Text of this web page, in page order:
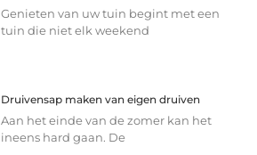
Genieten van uw tuin begint met een
tuin die niet elk weekend
Druivensap maken van eigen druiven
Aan het einde van de zomer kan het
ineens hard gaan. De